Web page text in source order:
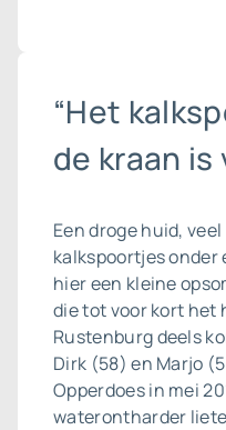
“Het
de kraan is
Een droge huid,
kalkspoortjes onder
hier een kleine
die tot voor kort het
Rustenburg deels
Dirk (58) en Marjo
Opperdoes in mei
waterontharder